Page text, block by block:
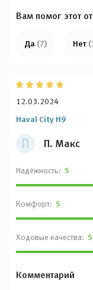
привода от Борг
Вам помог этот
Да (7) Нет
П П. Макс
Haval City H9
12.03.2024
Надёжность: 5
Комфорт: 5
Ходовые качества: 5
Комментарий